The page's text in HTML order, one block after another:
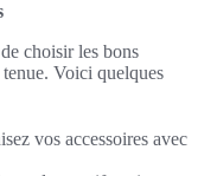
choisir les bons
tenue. Voici quelques
vos accessoires avec